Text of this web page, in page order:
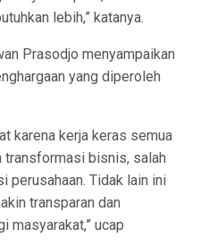
lebih,” katanya.
Prasodjo menyampaikan
yang diperoleh
karena kerja keras semua
transformasi bisnis, salah
perusahaan. Tidak lain ini
transparan dan
masyarakat,” ucap